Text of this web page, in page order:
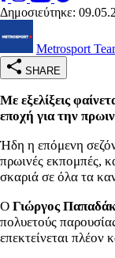
Δημοσιεύτηκε:
Metrosport
SHARE
Με εξελίξεις
εποχή για την
Ήδη η επόμενη
πρωινές εκπομπές,
σκαριά σε όλα τα
Ο Γιώργος
πολυετούς
επεκτείνεται πλέον